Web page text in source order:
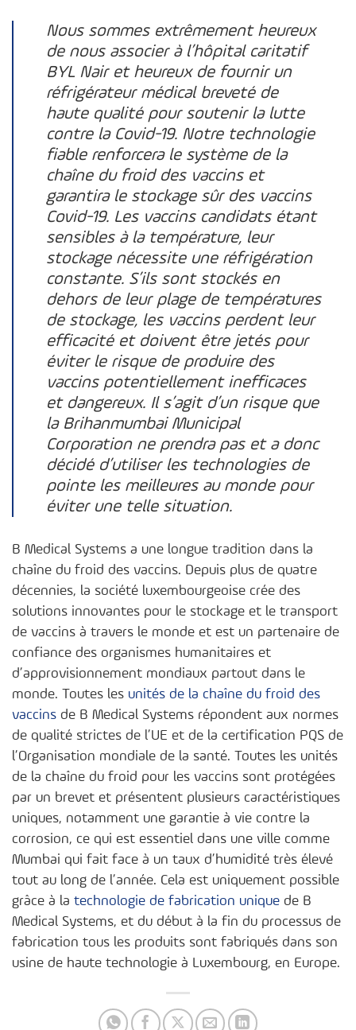
Nous sommes extrêmement heureux
de nous associer à l’hôpital caritatif
BYL Nair et heureux de fournir un
réfrigérateur médical breveté de
haute qualité pour soutenir la lutte
contre la Covid-19. Notre technologie
fiable renforcera le système de la
chaîne du froid des vaccins et
garantira le stockage sûr des vaccins
Covid-19. Les vaccins candidats étant
sensibles à la température, leur
stockage nécessite une réfrigération
constante. S’ils sont stockés en
dehors de leur plage de températures
de stockage, les vaccins perdent leur
efficacité et doivent être jetés pour
éviter le risque de produire des
vaccins potentiellement inefficaces
et dangereux. Il s’agit d’un risque que
la Brihanmumbai Municipal
Corporation ne prendra pas et a donc
décidé d’utiliser les technologies de
pointe les meilleures au monde pour
éviter une telle situation.
B Medical Systems a une longue tradition dans la
chaîne du froid des vaccins. Depuis plus de quatre
décennies, la société luxembourgeoise crée des
solutions innovantes pour le stockage et le transport
de vaccins à travers le monde et est un partenaire de
confiance des organismes humanitaires et
d’approvisionnement mondiaux partout dans le
monde. Toutes les unités de la chaîne du froid des
vaccins de B Medical Systems répondent aux normes
de qualité strictes de l’UE et de la certification PQS de
l’Organisation mondiale de la santé. Toutes les unités
de la chaîne du froid pour les vaccins sont protégées
par un brevet et présentent plusieurs caractéristiques
uniques, notamment une garantie à vie contre la
corrosion, ce qui est essentiel dans une ville comme
Mumbai qui fait face à un taux d’humidité très élevé
tout au long de l’année. Cela est uniquement possible
grâce à la technologie de fabrication unique de B
Medical Systems, et du début à la fin du processus de
fabrication tous les produits sont fabriqués dans son
usine de haute technologie à Luxembourg, en Europe.